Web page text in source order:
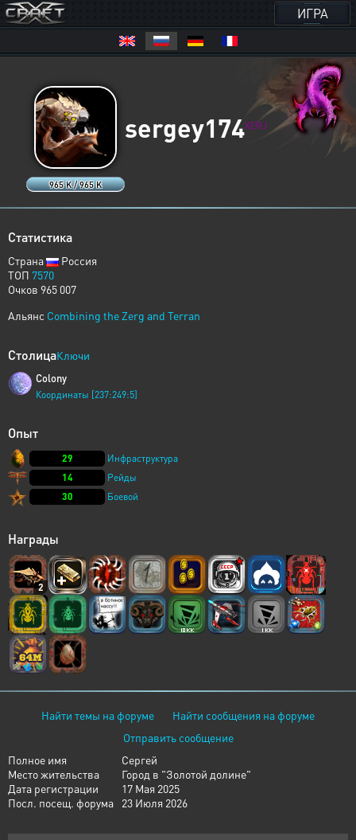
ИГРА
965 K / 965 K
sergey174XERJ
Статистика
Страна
Россия
ТОП 7570
Очков 965 007
Альянс Combining the Zerg and Terran
СтолицаКлючи
Colony
Координаты [237:249:5]
Опыт
29
Инфраструктура
14
Рейды
30
Боевой
Награды
2
Найти темы на форуме
Найти сообщения на форуме
Отправить сообщение
Полное имя
Сергей
Место жительства
Город в "Золотой долине"
Дата регистрации
17 Мая 2025
Посл. посещ. форума
23 Июля 2026